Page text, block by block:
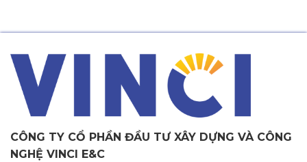
CÔNG TY CỔ PHẦN ĐẦU TƯ XÂY DỰNG VÀ CÔNG
NGHỆ VINCI E&C